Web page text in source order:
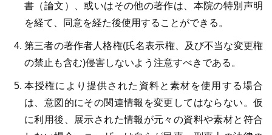
書（論文）、或いはその他の著作は、本院の特別声明
を経て、同意を経た後使用することができる。
第三者の著作者人格権(氏名表示権、及び不当な変更権
の禁止も含む)侵害しないよう注意すべきである。
本授権により提供された資料と素材を使用する場合
は、意図的にその関連情報を変更してはならない。仮
に利用後、展示された情報が元々の資料や素材と符合